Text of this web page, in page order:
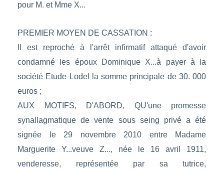
pour M. et Mme X...
PREMIER MOYEN DE CASSATION :
Il est reproché à l'arrêt infirmatif attaqué d'avoir
condamné les époux Dominique X...à payer à la
société Etude Lodel la somme principale de 30. 000
euros ;
AUX MOTIFS, D'ABORD, QU'une promesse
synallagmatique de vente sous seing privé a été
signée le 29 novembre 2010 entre Madame
Marguerite Y...veuve Z..., née le 16 avril 1911,
venderesse, représentée par sa tutrice,